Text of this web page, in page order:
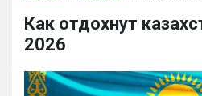
Как отдохнут
2026